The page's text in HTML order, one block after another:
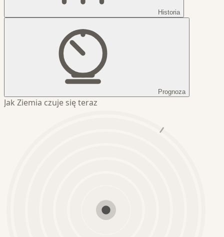
Historia
Prognoza
Jak Ziemia czuje się teraz